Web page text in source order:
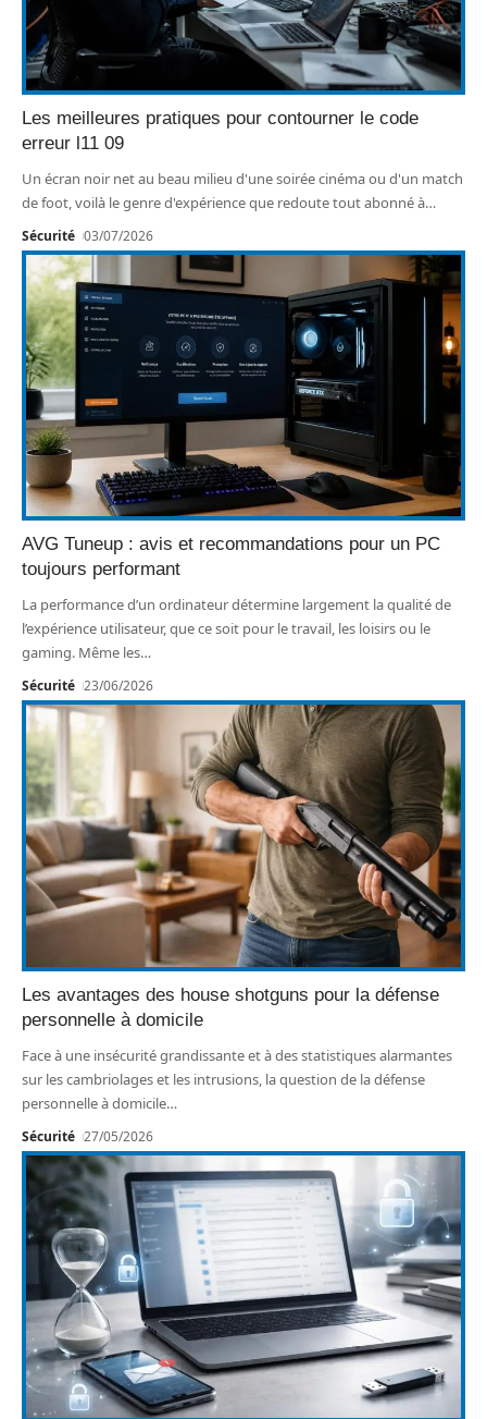
Les meilleures pratiques pour contourner le code
erreur l11 09
Un écran noir net au beau milieu d'une soirée cinéma ou d'un match
de foot, voilà le genre d'expérience que redoute tout abonné à…
Sécurité 03/07/2026
AVG Tuneup : avis et recommandations pour un PC
toujours performant
La performance d’un ordinateur détermine largement la qualité de
l’expérience utilisateur, que ce soit pour le travail, les loisirs ou le
gaming. Même les…
Sécurité 23/06/2026
Les avantages des house shotguns pour la défense
personnelle à domicile
Face à une insécurité grandissante et à des statistiques alarmantes
sur les cambriolages et les intrusions, la question de la défense
personnelle à domicile…
Sécurité 27/05/2026